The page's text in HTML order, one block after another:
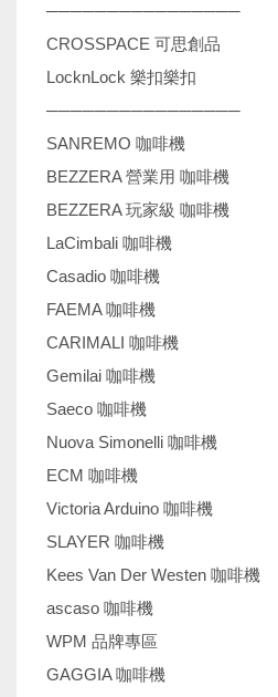
────────────────
CROSSPACE 可思創品
LocknLock 樂扣樂扣
────────────────
SANREMO 咖啡機
BEZZERA 營業用 咖啡機
BEZZERA 玩家級 咖啡機
LaCimbali 咖啡機
Casadio 咖啡機
FAEMA 咖啡機
CARIMALI 咖啡機
Gemilai 咖啡機
Saeco 咖啡機
Nuova Simonelli 咖啡機
ECM 咖啡機
Victoria Arduino 咖啡機
SLAYER 咖啡機
Kees Van Der Westen 咖啡機
ascaso 咖啡機
WPM 品牌專區
GAGGIA 咖啡機